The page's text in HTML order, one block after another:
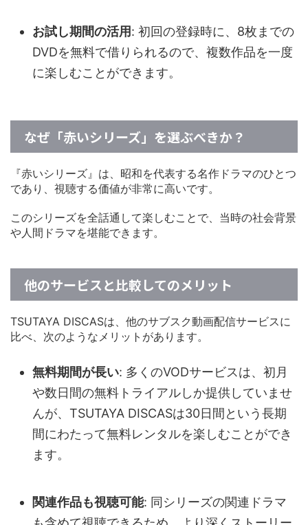
お試し期間の活用: 初回の登録時に、8枚までの
DVDを無料で借りられるので、複数作品を一度
に楽しむことができます。
なぜ「赤いシリーズ」を選ぶべきか？
『赤いシリーズ』は、昭和を代表する名作ドラマのひとつ
であり、視聴する価値が非常に高いです。
このシリーズを全話通して楽しむことで、当時の社会背景
や人間ドラマを堪能できます。
他のサービスと比較してのメリット
TSUTAYA DISCASは、他のサブスク動画配信サービスに
比べ、次のようなメリットがあります。
無料期間が長い: 多くのVODサービスは、初月
や数日間の無料トライアルしか提供していませ
んが、TSUTAYA DISCASは30日間という長期
間にわたって無料レンタルを楽しむことができ
ます。
関連作品も視聴可能: 同シリーズの関連ドラマ